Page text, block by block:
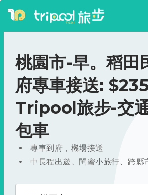
桃園市-早。稻田
府專車接送:
Tripool旅步-交
包車
專車到府，機場接送
中長程出遊、閨蜜小旅行、跨縣